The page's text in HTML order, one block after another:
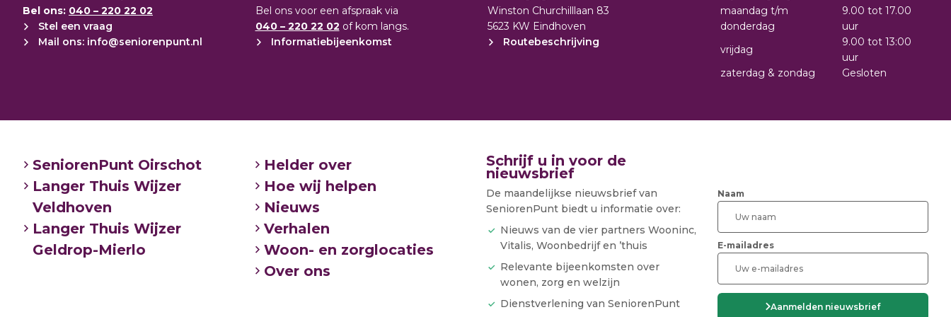
Bel ons: 040 – 220 22 02
Stel een vraag
Mail ons: info@seniorenpunt.nl
Bel ons voor een afspraak via
040 – 220 22 02 of kom langs.
Informatiebijeenkomst
Winston Churchilllaan 83
5623 KW Eindhoven
Routebeschrijving
maandag t/m
donderdag
9.00 tot 17.00
uur
vrijdag
9.00 tot 13:00
uur
zaterdag & zondag
Gesloten
SeniorenPunt Oirschot
Langer Thuis Wijzer
Veldhoven
Langer Thuis Wijzer
Geldrop-Mierlo
Helder over
Hoe wij helpen
Nieuws
Verhalen
Woon- en zorglocaties
Over ons
Schrijf u in voor de
nieuwsbrief
De maandelijkse nieuwsbrief van
SeniorenPunt biedt u informatie over:
Nieuws van de vier partners Wooninc,
Vitalis, Woonbedrijf en ’thuis
Relevante bijeenkomsten over
wonen, zorg en welzijn
Dienstverlening van SeniorenPunt
Naam
E-mailadres
CAPTCHA
Aanmelden nieuwsbrief